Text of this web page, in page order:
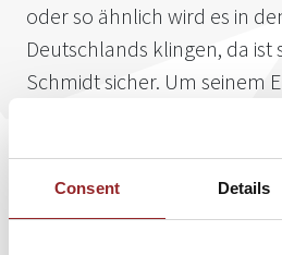
Consent Details
oder so ähnlich wird es in
Deutschlands klingen, da ist
Schmidt sicher. Um seinem
Verzweiflung freien Lauf zu
Ausbilder ab Herbst 2021
Bühnenprogramm durch
Ja der arme Ausbilder Schmidt,